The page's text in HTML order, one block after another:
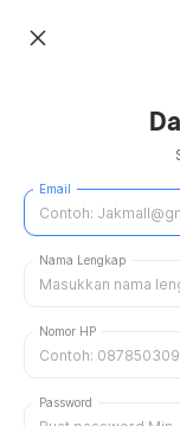
close
Email
Nama Lengkap
Nomor HP
Password